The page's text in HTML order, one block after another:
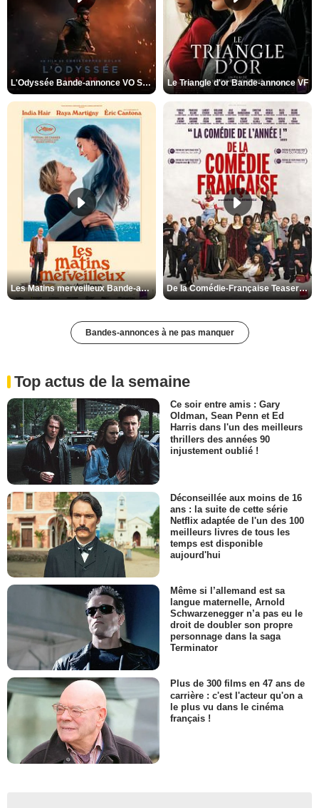
L'Odyssée Bande-annonce VO STFR Le Triangle d'or Bande-annonce VF
Les Matins merveilleux Bande-annonce VF De la Comédie-Française Teaser VF
Bandes-annonces à ne pas manquer
Top actus de la semaine
Ce soir entre amis : Gary
Oldman, Sean Penn et Ed
Harris dans l'un des meilleurs
thrillers des années 90
injustement oublié !
Déconseillée aux moins de 16
ans : la suite de cette série
Netflix adaptée de l'un des 100
meilleurs livres de tous les
temps est disponible
aujourd'hui
Même si l’allemand est sa
langue maternelle, Arnold
Schwarzenegger n’a pas eu le
droit de doubler son propre
personnage dans la saga
Terminator
Plus de 300 films en 47 ans de
carrière : c'est l'acteur qu'on a
le plus vu dans le cinéma
français !